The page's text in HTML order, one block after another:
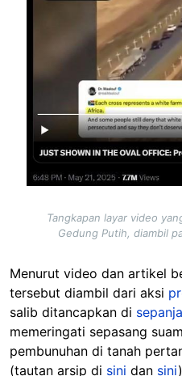
Tangkapan layar video
Gedung Putih, diambil
Menurut video dan artikel
tersebut diambil dari aksi
salib ditancapkan di
memeringati sepasang
pembunuhan di tanah
(tautan arsip di sini dan sini